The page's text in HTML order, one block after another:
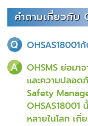
คำถามเกี่ยวกับ
OHSAS18001
OHSMS ย่อมา
และความปลอ
Safety
OHSAS18001
หลายในโลก เ